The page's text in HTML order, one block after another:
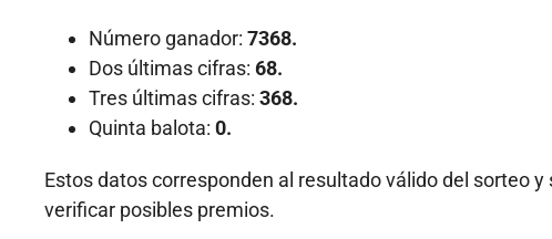
Número ganador: 7368.
Dos últimas cifras: 68.
Tres últimas cifras: 368.
Quinta balota: 0.
Estos datos corresponden al resultado válido del sorteo
verificar posibles premios.